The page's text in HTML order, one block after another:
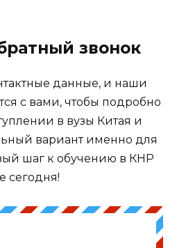
звонок
данные, и наши
с вами, чтобы подробно
в вузы Китая и
вариант именно для
шаг к обучению в КНР
сегодня!